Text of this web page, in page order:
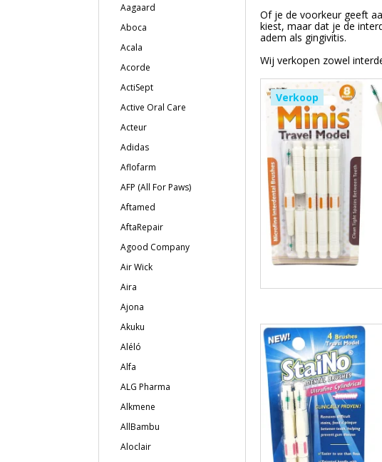
Aagaard
Aboca
Acala
Acorde
ActiSept
Active Oral Care
Acteur
Adidas
Aflofarm
AFP (All For Paws)
Aftamed
AftaRepair
Agood Company
Air Wick
Aira
Ajona
Akuku
Aléló
Alfa
ALG Pharma
Alkmene
AllBambu
Aloclair
Of je de voorkeur geeft
kiest, maar dat je de
adem als gingivitis.
Wij verkopen zowel
Verkoop